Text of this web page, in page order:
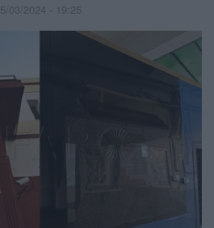
15/03/2024 - 19:25